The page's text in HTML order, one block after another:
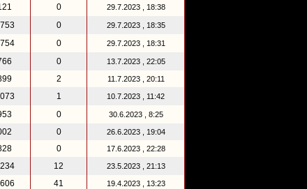
0 29.7.2023 , 18:38
0 29.7.2023 , 18:35
0 29.7.2023 , 18:31
0 13.7.2023 , 22:05
2 11.7.2023 , 20:11
1 10.7.2023 , 11:42
0 30.6.2023 , 8:25
0 26.6.2023 , 19:04
0 17.6.2023 , 22:28
12 23.5.2023 , 21:13
41 19.4.2023 , 13:23